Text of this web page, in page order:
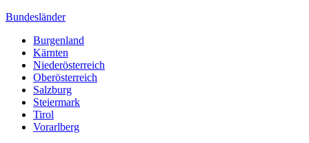
Bundesländer
Burgenland
Kärnten
Niederösterreich
Oberösterreich
Salzburg
Steiermark
Tirol
Vorarlberg